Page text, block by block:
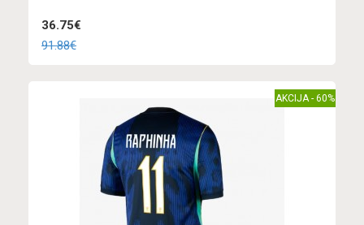
36.75€
91.88€
AKCIJA - 60%